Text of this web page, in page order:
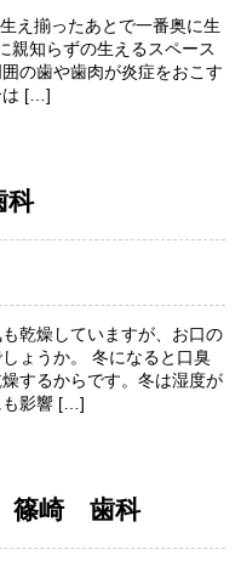
え揃ったあとで一番奥に生
親知らずの生えるスペース
の歯や歯肉が炎症をおこす
は […]
科
乾燥していますが、お口の
ょうか。 冬になると口臭
するからです。冬は湿度が
も影響 […]
篠崎 歯科